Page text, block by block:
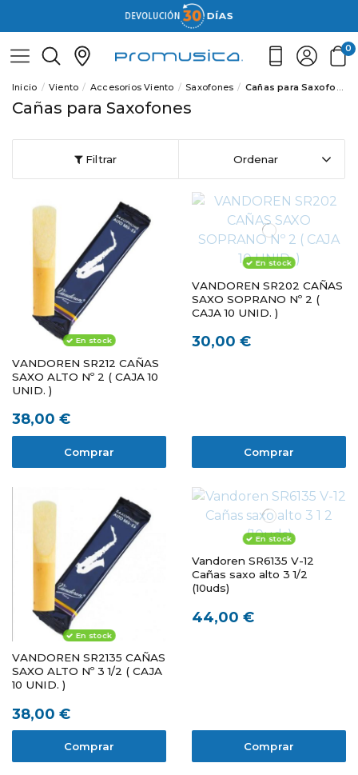
0
Inicio Viento Accesorios Viento Saxofones Cañas para Saxofones
Cañas para Saxofones
Filtrar Ordenar
En stock
VANDOREN SR212 CAÑAS
SAXO ALTO Nº 2 ( CAJA 10
UNID. )
38,00 €
Comprar
En stock
VANDOREN SR202 CAÑAS
SAXO SOPRANO Nº 2 (
CAJA 10 UNID. )
30,00 €
Comprar
En stock
VANDOREN SR2135 CAÑAS
SAXO ALTO Nº 3 1/2 ( CAJA
10 UNID. )
38,00 €
Comprar
En stock
Vandoren SR6135 V-12
Cañas saxo alto 3 1/2
(10uds)
44,00 €
Comprar